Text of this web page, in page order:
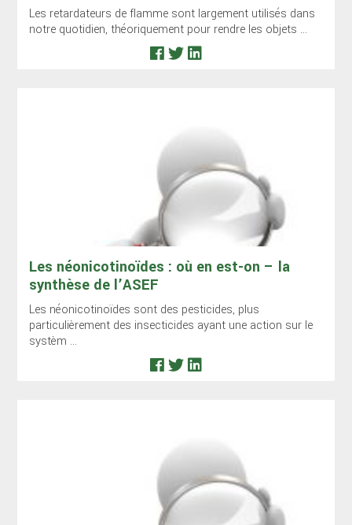
Les retardateurs de flamme sont largement utilisés dans
notre quotidien, théoriquement pour rendre les objets ...
Les néonicotinoïdes : où en est-on – la
synthèse de l’ASEF
Les néonicotinoïdes sont des pesticides, plus
particulièrement des insecticides ayant une action sur le
systèm ...